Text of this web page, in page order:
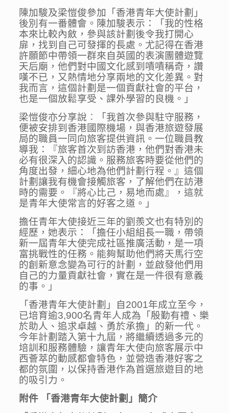
陳加駿及梁愷俊參加「香港青年大使計劃」
後別有一番體會。陳加駿表示：「我的性格
本來比較內斂，參與該計劃後令我打開心
扉，找到自己可發揮的長處。尤記得在香港
許願節中帶領一群來自英國的表演團體遊覽
天后廟，他們對中國文化感到嘖嘖稱奇，讚
嘆不已，又熱情地分享兩地的文化差異。對
我而言，這個計劃是一個貢獻社會的平台，
也是一個放鬆享受、課外學習的良機。」
梁愷俊亦分享說︰「我首次參與駐守服務，
便被安排到香港國際機場，與香港旅遊發展
局的職員一同向旅客提供資訊。一位職員教
導我：『旅客首次到訪香港，他們對香港未
必有很深入的認識。服務旅客時要從他們的
角度出發，細心地為他們計劃行程。』這個
計劃讓我有機會接觸旅客，了解他們在訪港
時的需要。『將心比己，易地而處』，這就
是青年大使常言的好客之道。」
擔任青年大使接近三年的劉羨文也有特別的
經歷，她表示：「擔任小組組長一職，帶領
新一屆青年大使完成社區推廣活動，是一項
富挑戰性的任務。能夠幫助他們將天馬行空
的創新意念變為可行的計劃，並啟發他們用
自己的力量貢獻社會，實在是一件很有意義
的事。」
「香港青年大使計劃」自2001年成立至今，
已培育逾3,900名青年人成為「殷勤有禮、樂
於助人、追求卓越、勇於承擔」的新一代。
今年計劃踏入第十九屆，將繼續透過多元的
培訓和服務體驗，讓青年大使向旅客展示中
西薈萃的動感都會特色，並營造香港好客之
都的氛圍，以保持香港作為首選旅遊目的地
的吸引力。
附件
「香港青年大使計劃」簡介